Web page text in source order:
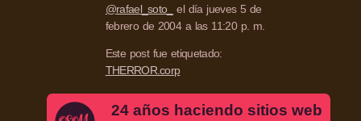
@rafael_soto_
el día jueves 5 de
febrero de 2004 a las 11:20 p. m.
Este post fue etiquetado:
THERROR.corp
24 años haciendo sitios web